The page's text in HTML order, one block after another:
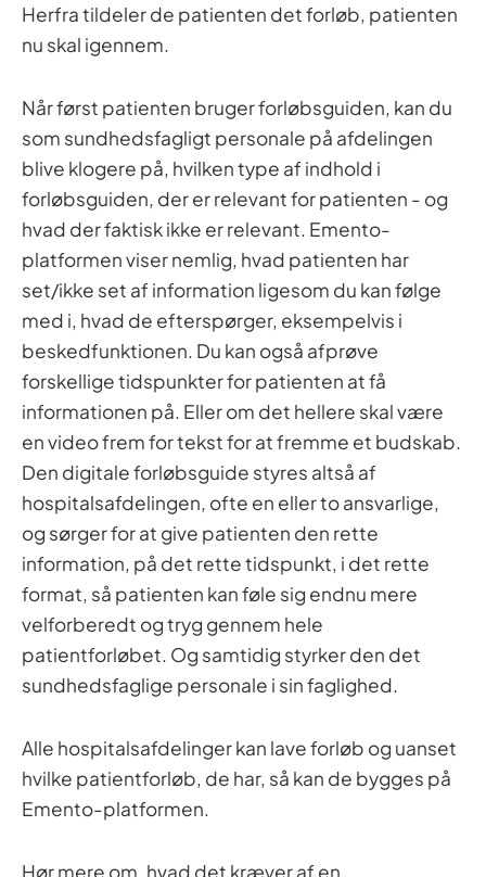
Herfra tildeler de patienten det forløb, patienten
nu skal igennem.
Når først patienten bruger forløbsguiden, kan du
som sundhedsfagligt personale på afdelingen
blive klogere på, hvilken type af indhold i
forløbsguiden, der er relevant for patienten - og
hvad der faktisk ikke er relevant. Emento-
platformen viser nemlig, hvad patienten har
set/ikke set af information ligesom du kan følge
med i, hvad de efterspørger, eksempelvis i
beskedfunktionen. Du kan også afprøve
forskellige tidspunkter for patienten at få
informationen på. Eller om det hellere skal være
en video frem for tekst for at fremme et budskab.
Den digitale forløbsguide styres altså af
hospitalsafdelingen, ofte en eller to ansvarlige,
og sørger for at give patienten den rette
information, på det rette tidspunkt, i det rette
format, så patienten kan føle sig endnu mere
velforberedt og tryg gennem hele
patientforløbet. Og samtidig styrker den det
sundhedsfaglige personale i sin faglighed.
Alle hospitalsafdelinger kan lave forløb og uanset
hvilke patientforløb, de har, så kan de bygges på
Emento-platformen.
Hør mere om, hvad det kræver af en